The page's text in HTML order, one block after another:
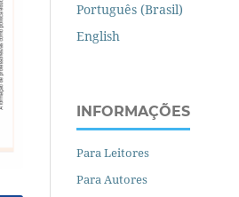
Português (Brasil)
English
INFORMAÇÕES
Para Leitores
Para Autores